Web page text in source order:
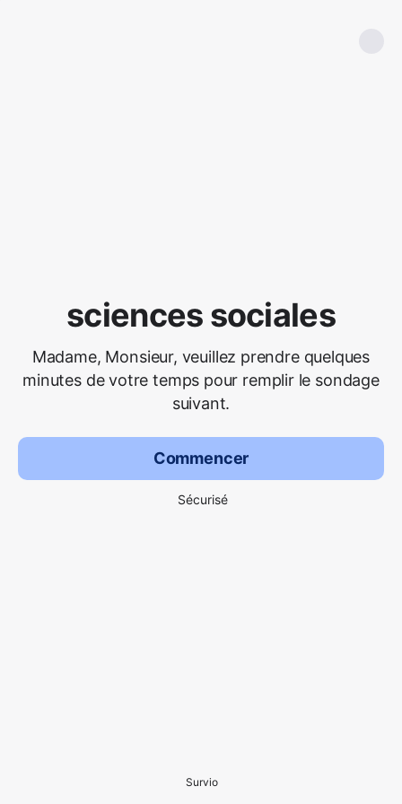
sciences sociales
Madame, Monsieur, veuillez prendre quelques
minutes de votre temps pour remplir le sondage
suivant.
Commencer
Sécurisé
Survio